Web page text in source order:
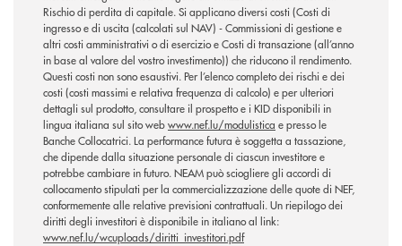
Rischio di perdita di capitale. Si applicano diversi costi (Costi di
ingresso e di uscita (calcolati sul NAV) - Commissioni di gestione e
altri costi amministrativi o di esercizio e Costi di transazione (all’anno
in base al valore del vostro investimento)) che riducono il rendimento.
Questi costi non sono esaustivi. Per l’elenco completo dei rischi e dei
costi (costi massimi e relativa frequenza di calcolo) e per ulteriori
dettagli sul prodotto, consultare il prospetto e i KID disponibili in
lingua italiana sul sito webwww.nef.lu/modulistica e presso le
Banche Collocatrici. La performance futura è soggetta a tassazione,
che dipende dalla situazione personale di ciascun investitore e
potrebbe cambiare in futuro. NEAM può sciogliere gli accordi di
collocamento stipulati per la commercializzazione delle quote di NEF,
conformemente alle relative previsioni contrattuali. Un riepilogo dei
diritti degli investitori è disponibile in italiano al link:
www.nef.lu/wcuploads/diritti_investitori.pdf